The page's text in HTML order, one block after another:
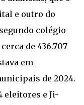
e outro do
colégio
de 436.707
em
de 2024.
eleitores e Ji-